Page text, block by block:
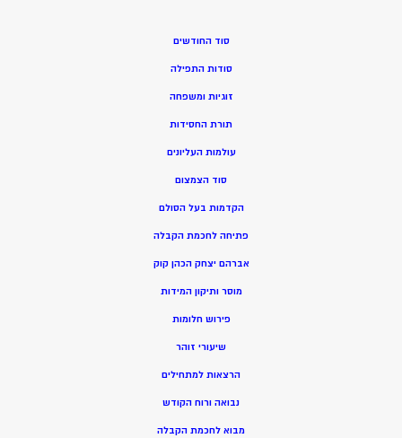
סוד החודשים
סודות התפילה
זוגיות ומשפחה
תורת החסידות
עולמות העליונים
סוד הצמצום
הקדמות בעל הסולם
פתיחה לחכמת הקבלה
אברהם יצחק הכהן קוק
מוסר ותיקון המידות
פירוש חלומות
שיעורי זוהר
הרצאות למתחילים
נבואה ורוח הקודש
מבוא לחכמת הקבלה